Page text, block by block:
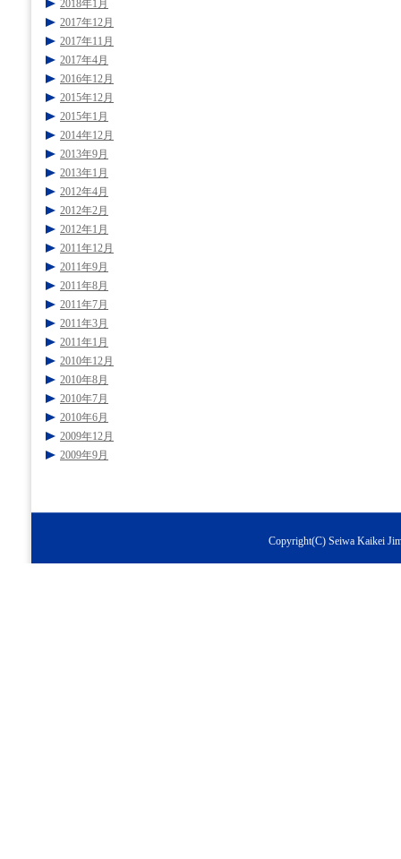
2018年1月
2017年12月
2017年11月
2017年4月
2016年12月
2015年12月
2015年1月
2014年12月
2013年9月
2013年1月
2012年4月
2012年2月
2012年1月
2011年12月
2011年9月
2011年8月
2011年7月
2011年3月
2011年1月
2010年12月
2010年8月
2010年7月
2010年6月
2009年12月
2009年9月
Copyright(C) Seiwa Kaikei